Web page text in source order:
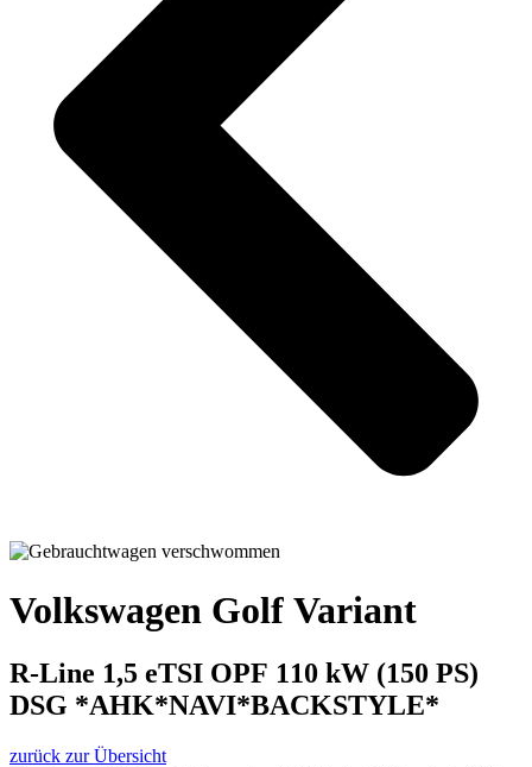
Volkswagen Golf Variant
R-Line 1,5 eTSI OPF 110 kW (150 PS)
DSG *AHK*NAVI*BACKSTYLE*
zurück zur Übersicht